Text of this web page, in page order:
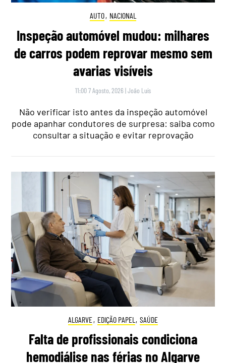
AUTO, NACIONAL
Inspeção automóvel mudou: milhares
de carros podem reprovar mesmo sem
avarias visíveis
11:00 7 Agosto, 2026 |João Luís
Não verificar isto antes da inspeção automóvel
pode apanhar condutores de surpresa: saiba como
consultar a situação e evitar reprovação
ALGARVE, EDIÇÃO PAPEL , SAÚDE
Falta de profissionais condiciona
hemodiálise nas férias no Algarve